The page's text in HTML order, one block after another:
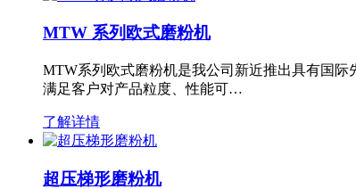
MTW 系列欧式磨粉机
MTW系列欧式磨粉机是我公司新近推出具有国
满足客户对产品粒度、性能可…
了解详情
超压梯形磨粉机